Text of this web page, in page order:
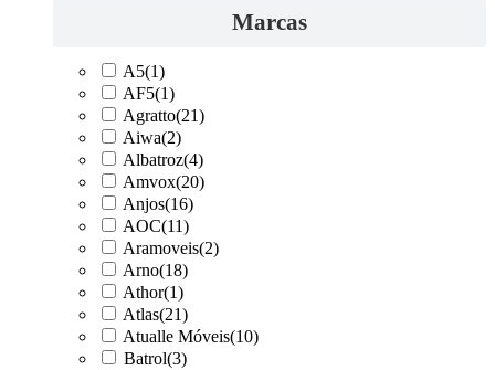
Marcas
A5(1)
AF5(1)
Agratto(21)
Aiwa(2)
Albatroz(4)
Amvox(20)
Anjos(16)
AOC(11)
Aramoveis(2)
Arno(18)
Athor(1)
Atlas(21)
Atualle Móveis(10)
Batrol(3)